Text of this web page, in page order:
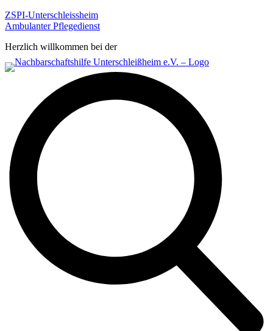
ZSPI-Unterschleissheim
Ambulanter Pflegedienst
Herzlich willkommen bei der